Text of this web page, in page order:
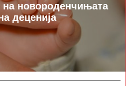
на новороденчињата
деценија